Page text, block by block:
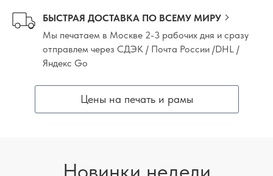
БЫСТРАЯ ДОСТАВКА ПО ВСЕМУ МИРУ
Мы печатаем в Москве 2-3 рабочих дня и сразу
отправлем через СДЭК / Почта России /DHL /
Яндекс Go
Цены на печать и рамы
Новинки недели